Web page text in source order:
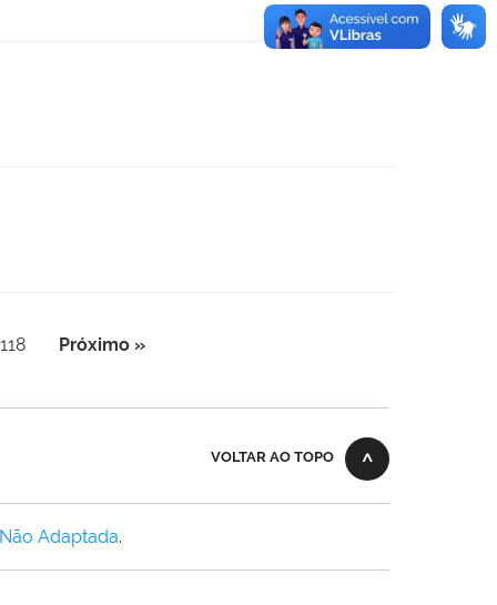
118 Próximo »
VOLTAR AO TOPO
Adaptada.